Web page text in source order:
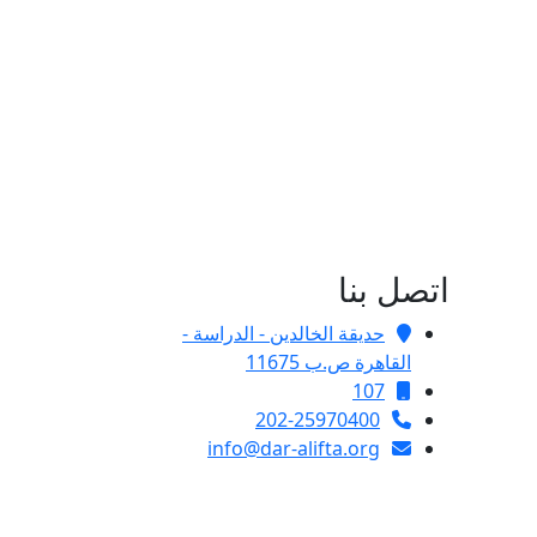
اتصل بنا
حديقة الخالدين - الدراسة -
القاهرة ص.ب 11675
107
202-25970400
info@dar-alifta.org